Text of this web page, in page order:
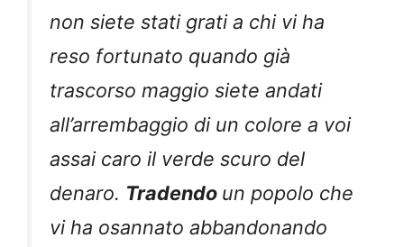
non siete stati grati a chi vi ha
reso fortunato quando già
trascorso maggio siete andati
all’arrembaggio di un colore a voi
assai caro il verde scuro del
denaro. Tradendo un popolo che
vi ha osannato abbandonando